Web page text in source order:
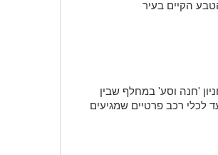
הקיים בעיר
הקמת חניון 'חנה וסע' במחלף שבין
לכלי רכב פרטיים שמגיעים